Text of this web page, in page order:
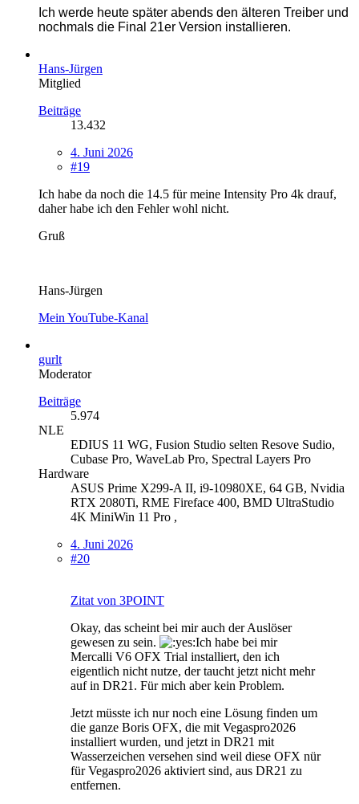
Ich werde heute später abends den älteren Treiber und
nochmals die Final 21er Version installieren.
Hans-Jürgen
Mitglied
Beiträge
13.432
4. Juni 2026
#19
Ich habe da noch die 14.5 für meine Intensity Pro 4k drauf,
daher habe ich den Fehler wohl nicht.
Gruß
Hans-Jürgen
Mein YouTube-Kanal
gurlt
Moderator
Beiträge
5.974
NLE
EDIUS 11 WG, Fusion Studio selten Resove Sudio,
Cubase Pro, WaveLab Pro, Spectral Layers Pro
Hardware
ASUS Prime X299-A II, i9-10980XE, 64 GB, Nvidia
RTX 2080Ti, RME Fireface 400, BMD UltraStudio
4K MiniWin 11 Pro ,
4. Juni 2026
#20
Zitat von 3POINT
Okay, das scheint bei mir auch der Auslöser
gewesen zu sein.
Ich habe bei mir
Mercalli V6 OFX Trial installiert, den ich
eigentlich nicht nutze, der taucht jetzt nicht mehr
auf in DR21. Für mich aber kein Problem.
Jetzt müsste ich nur noch eine Lösung finden um
die ganze Boris OFX, die mit Vegaspro2026
installiert wurden, und jetzt in DR21 mit
Wasserzeichen versehen sind weil diese OFX nür
für Vegaspro2026 aktiviert sind, aus DR21 zu
entfernen.